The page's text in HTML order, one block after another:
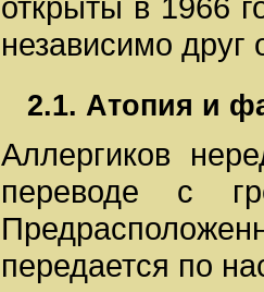
независимо друг
2.1. Атопия и
Аллергиков
переводе с
передается по